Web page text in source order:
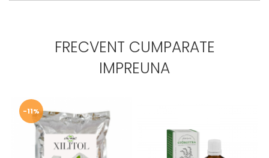
FRECVENT CUMPARATE
IMPREUNA
-11%